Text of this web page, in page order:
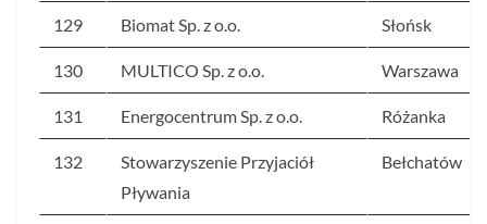
129 Biomat Sp. z o.o. Słońsk
130 MULTICO Sp. z o.o. Warszawa
131 Energocentrum Sp. z o.o. Różanka
132
Stowarzyszenie Przyjaciół
Pływania
Bełchatów